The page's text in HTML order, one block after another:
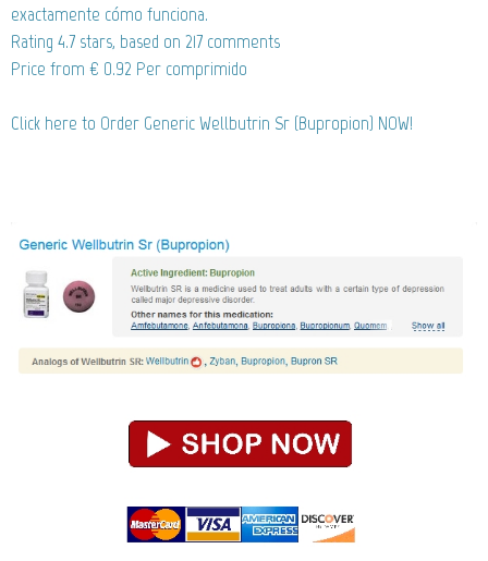
exactamente cómo funciona.
Rating 4.7 stars, based on 217 comments
Price from € 0.92 Per comprimido
Click here to Order Generic Wellbutrin Sr (Bupropion) NOW!